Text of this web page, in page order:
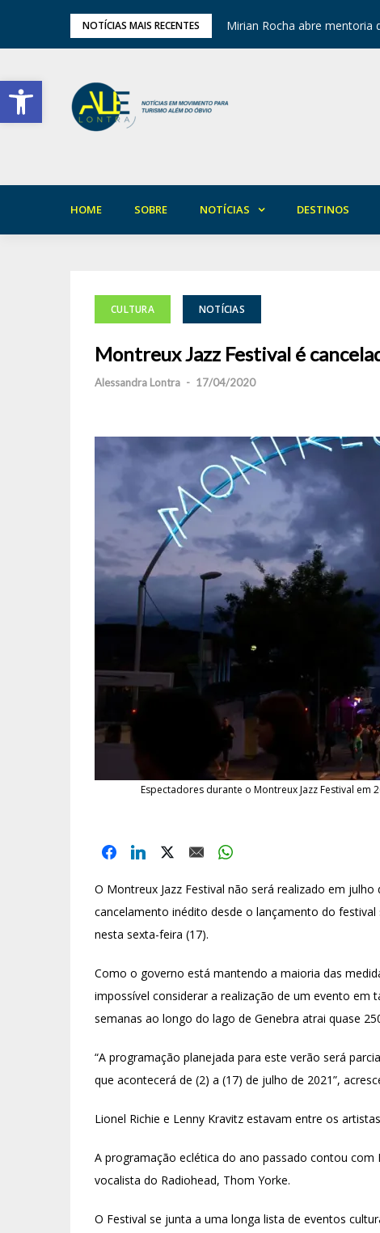
Barra de Ferramentas Aberta
NOTÍCIAS MAIS RECENTES
em Areia Mirian Rocha abre mentoria
HOME SOBRE NOTÍCIAS DESTINOS
CULTURA NOTÍCIAS
Montreux Jazz Festival é
Alessandra Lontra - 17/04/2020
Espectadores durante o Montreux Jazz Festival em
O Montreux Jazz Festival não será realizado em
cancelamento inédito desde o lançamento do
nesta sexta-feira (17).
Como o governo está mantendo a maioria das
impossível considerar a realização de um evento em
semanas ao longo do lago de Genebra atrai quase
“A programação planejada para este verão será
que acontecerá de (2) a (17) de julho de 2021”,
Lionel Richie e Lenny Kravitz estavam entre os
A programação eclética do ano passado contou com
vocalista do Radiohead, Thom Yorke.
O Festival se junta a uma longa lista de eventos